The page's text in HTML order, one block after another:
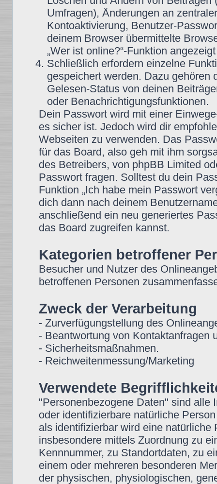
Umfragen), Änderungen an
Kontoaktivierung, Benutzer-
deinem Browser übermittelte
„Wer ist online?“-Funktion
Schließlich erfordern einzelne
gespeichert werden. Dazu gehören
Gelesen-Status von deinen
oder Benachrichtigungsfunktionen.
Dein Passwort wird mit einer
es sicher ist. Jedoch wird dir
Webseiten zu verwenden. Das
für das Board, also geh mit ihm
des Betreibers, von phpBB Limited
Passwort fragen. Solltest du dein
Funktion „Ich habe mein Passwort
dich dann nach deinem
anschließend ein neu generiertes
das Board zugreifen kannst.
Kategorien betroffener
Besucher und Nutzer des
betroffenen Personen
Zweck der Verarbeitung
- Zurverfügungstellung des
- Beantwortung von Kontaktanfragen
- Sicherheitsmaßnahmen.
- Reichweitenmessung/Marketing
Verwendete
"Personenbezogene Daten" sind alle
oder identifizierbare natürliche
als identifizierbar wird eine
insbesondere mittels Zuordnung zu
Kennnummer, zu Standortdaten, zu
einem oder mehreren besonderen
der physischen, physiologischen,